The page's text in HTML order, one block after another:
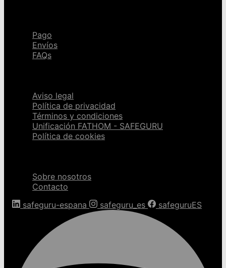
Pago
Envíos
FAQs
Aviso legal
Política de privacidad
Términos y condiciones
Unificación FATHOM - SAFEGURU
Política de cookies
Sobre nosotros
Contacto
safeguru-espana
safeguru_es safeguruES